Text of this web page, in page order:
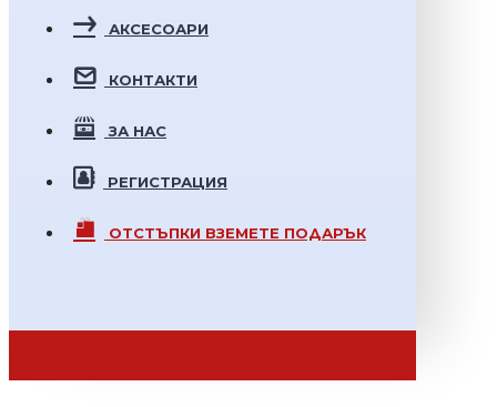
АКСЕСОАРИ
КОНТАКТИ
ЗА НАС
РЕГИСТРАЦИЯ
ОТСТЪПКИ ВЗЕМЕТЕ ПОДАРЪК